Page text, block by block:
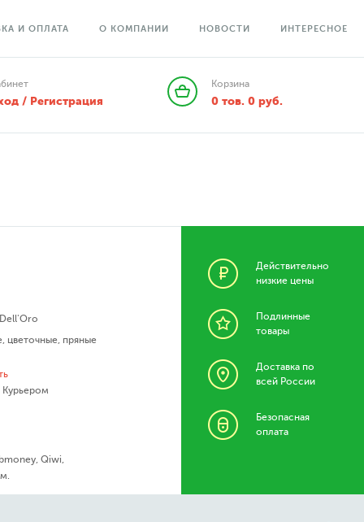
И ОПЛАТА О КОМПАНИИ НОВОСТИ ИНТЕРЕСНОЕ
/ Регистрация
Корзина
0 тов. 0руб.
, цветочные, пряные
Qiwi,
Действительно
низкие цены
Подлинные
товары
Доставка по
всей России
Безопасная
оплата